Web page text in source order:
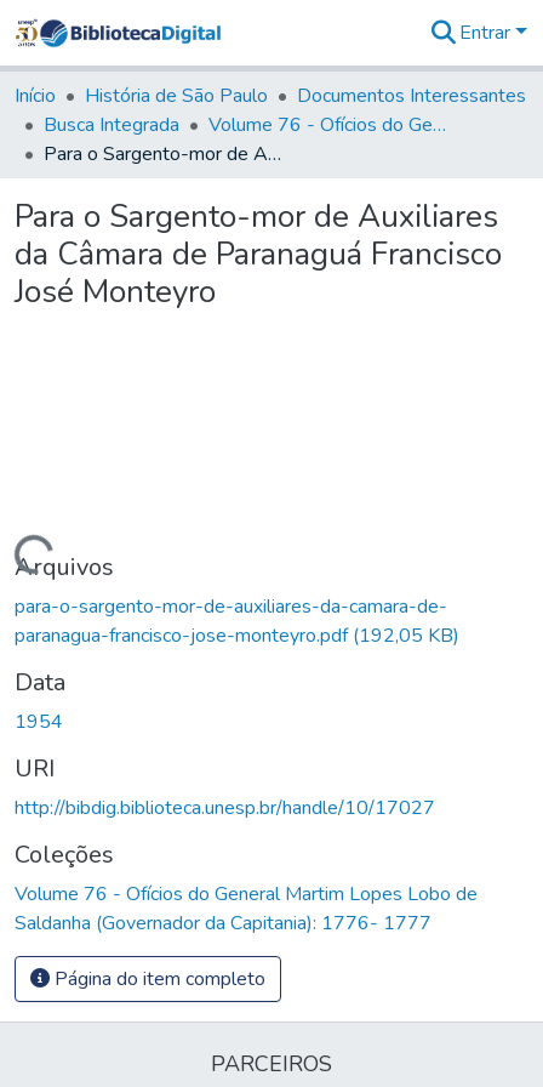
&
Coleções
Tudo na
Biblioteca
Estatísticas
Entrar
Início História de São Paulo
Documentos Interessantes
Busca Integrada
Volume 76 - Ofícios do General Martim Lopes Lobo de Saldanha (Governador da Capitania): 1776- 1777
Para o Sargento-mor de Auxiliares da Câmara de Paranaguá Francisco José Monteyro
Para o Sargento-mor de Auxiliares
da Câmara de Paranaguá Francisco
José Monteyro
Carregando...
Arquivos
para-o-sargento-mor-de-auxiliares-da-camara-de-
paranagua-francisco-jose-monteyro.pdf(192,05 KB)
Data
1954
URI
http://bibdig.biblioteca.unesp.br/handle/10/17027
Coleções
Volume 76 - Ofícios do General Martim Lopes Lobo de
Saldanha (Governador da Capitania): 1776- 1777
Página do item completo
PARCEIROS